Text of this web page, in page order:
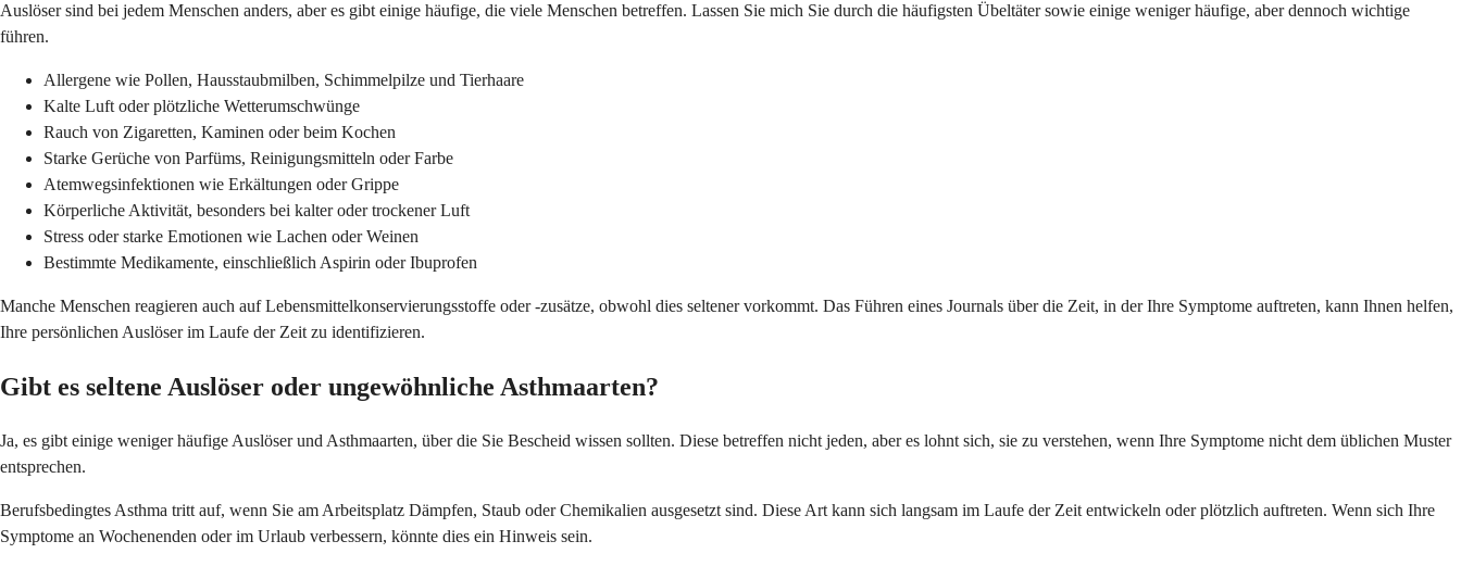
Auslöser sind bei jedem Menschen anders, aber es gibt einige häufige, die viele Menschen betreffen. Lassen Sie mich Sie durch die häufigsten Übeltäter sowie einige weniger häufige, aber dennoch wichtige
führen.
Allergene wie Pollen, Hausstaubmilben, Schimmelpilze und Tierhaare
Kalte Luft oder plötzliche Wetterumschwünge
Rauch von Zigaretten, Kaminen oder beim Kochen
Starke Gerüche von Parfüms, Reinigungsmitteln oder Farbe
Atemwegsinfektionen wie Erkältungen oder Grippe
Körperliche Aktivität, besonders bei kalter oder trockener Luft
Stress oder starke Emotionen wie Lachen oder Weinen
Bestimmte Medikamente, einschließlich Aspirin oder Ibuprofen
Manche Menschen reagieren auch auf Lebensmittelkonservierungsstoffe oder -zusätze, obwohl dies seltener vorkommt. Das Führen eines Journals über die Zeit, in der Ihre Symptome auftreten, kann Ihnen helfen,
Ihre persönlichen Auslöser im Laufe der Zeit zu identifizieren.
Gibt es seltene Auslöser oder ungewöhnliche Asthmaarten?
Ja, es gibt einige weniger häufige Auslöser und Asthmaarten, über die Sie Bescheid wissen sollten. Diese betreffen nicht jeden, aber es lohnt sich, sie zu verstehen, wenn Ihre Symptome nicht dem üblichen Muster
entsprechen.
Berufsbedingtes Asthma tritt auf, wenn Sie am Arbeitsplatz Dämpfen, Staub oder Chemikalien ausgesetzt sind. Diese Art kann sich langsam im Laufe der Zeit entwickeln oder plötzlich auftreten. Wenn sich Ihre
Symptome an Wochenenden oder im Urlaub verbessern, könnte dies ein Hinweis sein.